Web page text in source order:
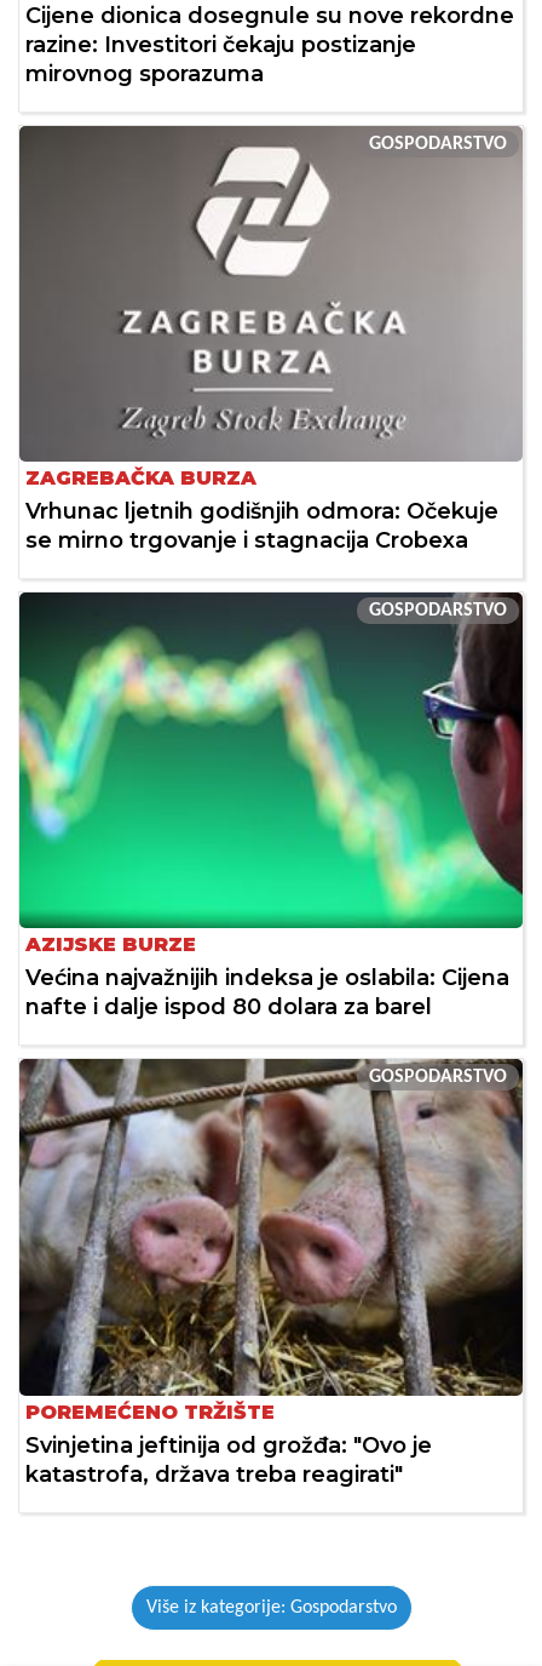
Cijene dionica dosegnule su nove rekordne
razine: Investitori čekaju postizanje
mirovnog sporazuma
GOSPODARSTVO
ZAGREBAČKA BURZA
Vrhunac ljetnih godišnjih odmora: Očekuje
se mirno trgovanje i stagnacija Crobexa
GOSPODARSTVO
AZIJSKE BURZE
Većina najvažnijih indeksa je oslabila: Cijena
nafte i dalje ispod 80 dolara za barel
GOSPODARSTVO
POREMEĆENO TRŽIŠTE
Svinjetina jeftinija od grožđa: "Ovo je
katastrofa, država treba reagirati"
Više iz kategorije: Gospodarstvo